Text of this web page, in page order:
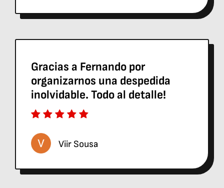
Gracias a Fernando por
organizarnos una despedida
inolvidable. Todo al detalle!
Viir Sousa